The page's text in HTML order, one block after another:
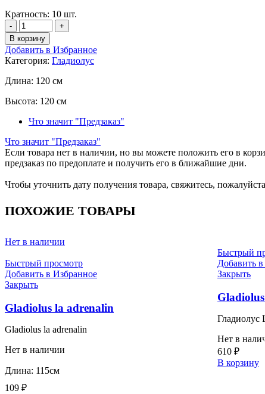
Кратность: 10 шт.
Количество
товара
Glad
Gr
Nova
Zembla
В корзину
Добавить в Избранное
Категория: Гладиолус
Длина: 120 см
Высота: 120 см
Что значит "Предзаказ"
Что значит "Предзаказ"
Если товара нет в наличии, но вы можете положить его в
предзаказ по предоплате и получить его в ближайшие дни.
Чтобы уточнить дату получения товара, свяжитесь,
ПОХОЖИЕ ТОВАРЫ
Нет в наличии
Быстрый просмотр
Добавить в Избранное
Закрыть
Gladiolus la adrenalin
Gladiolus la adrenalin
Нет в наличии
Длина: 115см
109 ₽
Быстрый
Добавить
Закрыть
Гладиолус
Нет в
610 ₽
В корзину